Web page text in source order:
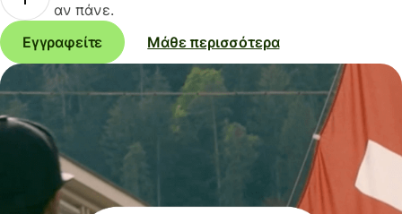
αν πάνε.
Εγγραφείτε
Μάθε περισσότερα